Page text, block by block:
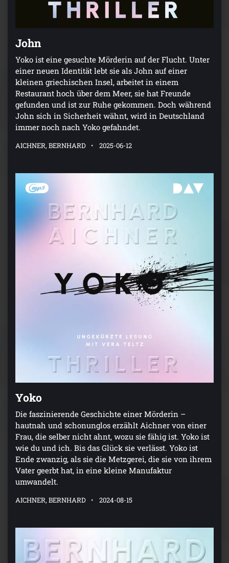
John
Yoko ist eine gesuchte Mörderin auf der Flucht. Unter
einer neuen Identität lebt sie als John auf einer
kleinen griechischen Insel, arbeitet in einem
Restaurant hoch über dem Meer, sie hat Freunde
gefunden und ist zur Ruhe gekommen. Doch während
John sich in Sicherheit wähnt, wird in Deutschland
immer noch nach Yoko gefahndet.
AICHNER, BERNHARD 2025-06-12
Yoko
Die faszinierende Geschichte einer Mörderin –
hautnah und schonunglos erzählt Aichner von einer
Frau, die selber nicht ahnt, wozu sie fähig ist. Yoko ist
wie du und ich. Bis das Glück sie verlässt. Yoko ist
Ende zwanzig, als sie die Metzgerei, die sie von ihrem
Vater geerbt hat, in eine kleine Manufaktur
umwandelt.
AICHNER, BERNHARD 2024-08-15